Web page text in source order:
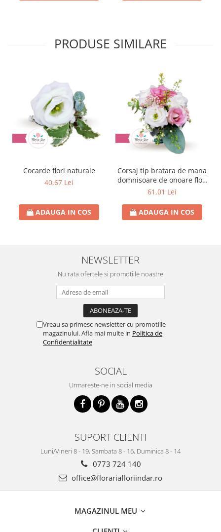
PRODUSE SIMILARE
Cocarde flori naturale
40,67 Lei
ADAUGA IN COS
Corsaj tip bratara de mana
domnisoare de onoare flori
naturale
61,01 Lei
ADAUGA IN COS
NEWSLETTER
Nu rata ofertele si promotiile noastre
Vreau sa primesc newsletter cu promotiile
magazinului. Afla mai multe in Politica de
Confidentialitate
SOCIAL
Urmareste-ne in social media
SUPORT CLIENTI
Luni/Vineri 8 - 19, Sambata 8 - 16, Duminica 8 - 14
0773 724 140
office@florariafloriindar.ro
MAGAZINUL MEU